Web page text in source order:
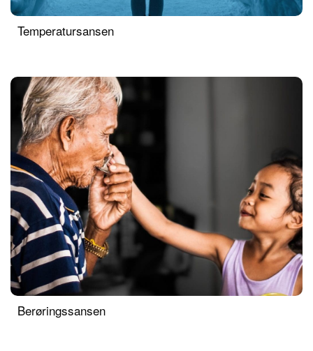
Temperatursansen
Berøringssansen